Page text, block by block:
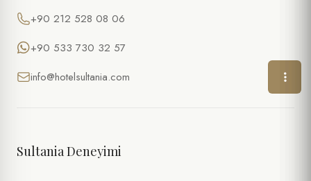
E-POSTA *
TARIH
+90 212 528 08 06
+90 533 730 32 57
info@hotelsultania.com
Sultania Deneyimi